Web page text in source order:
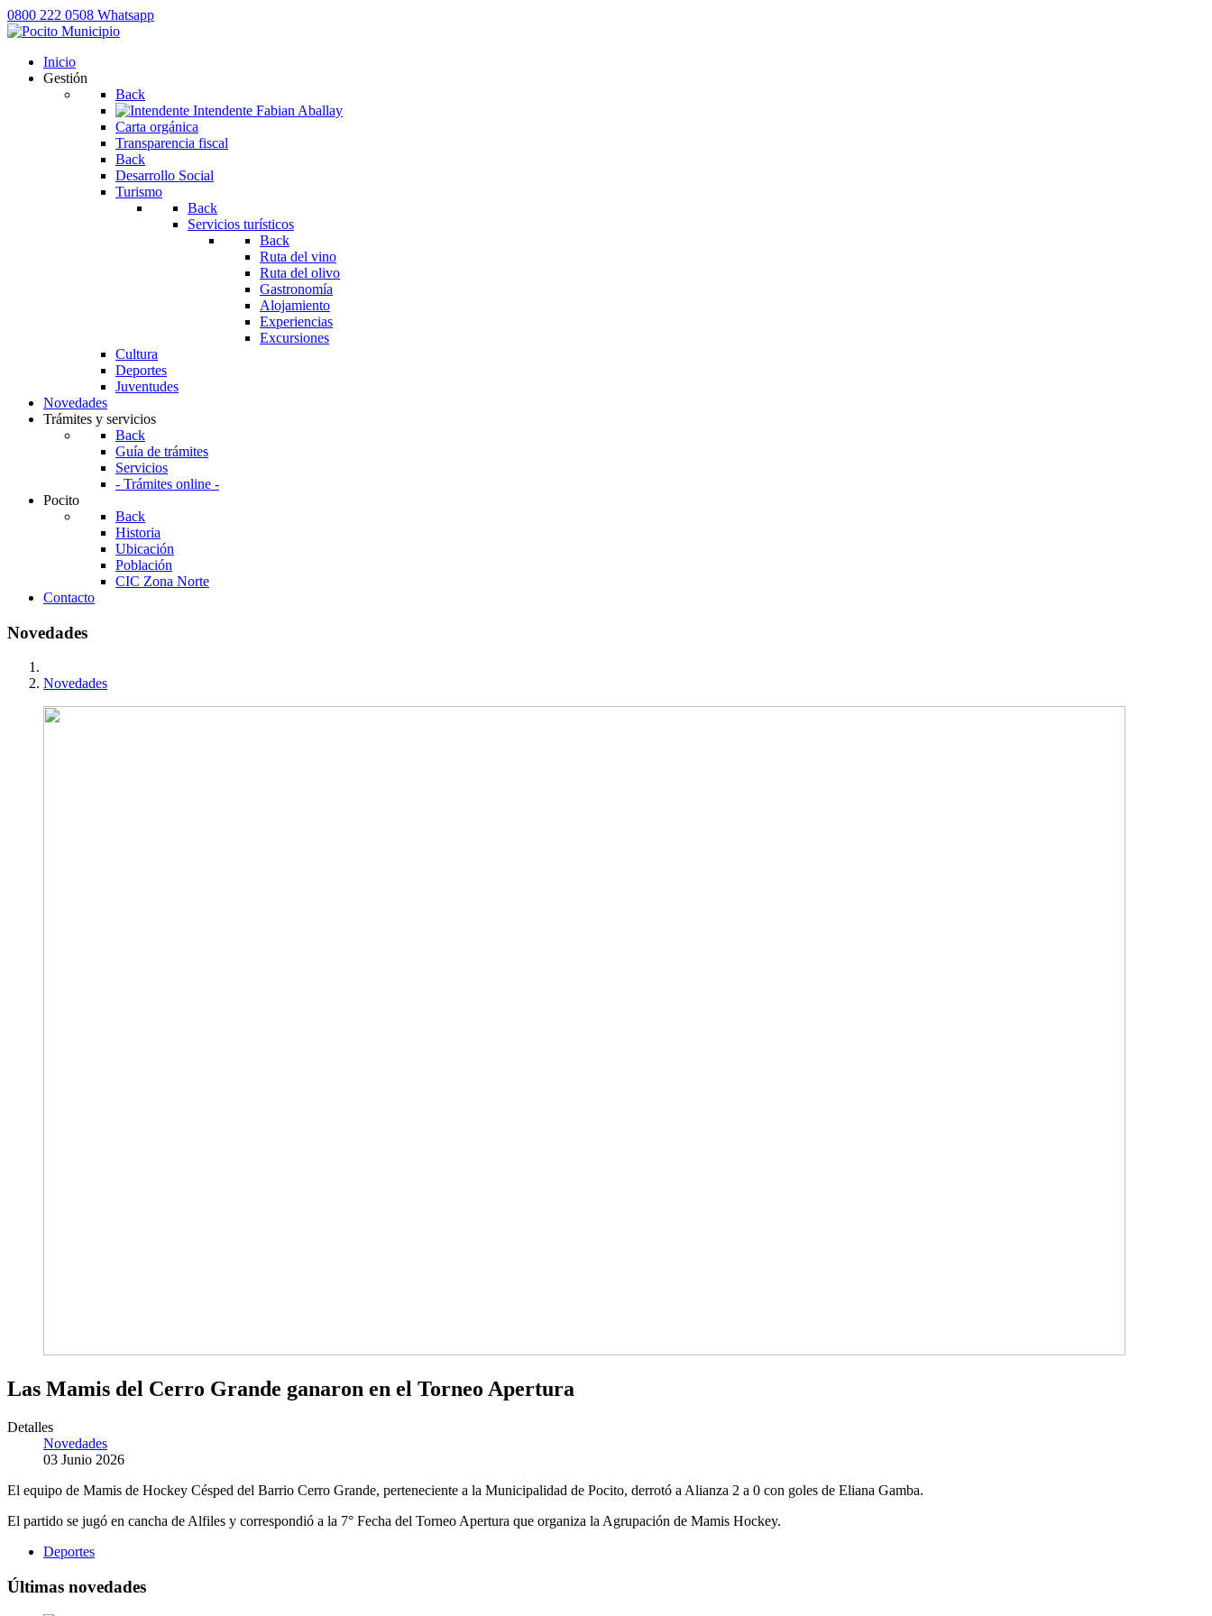
0800 222 0508 Whatsapp
Inicio
Gestión
Back
Intendente Fabian Aballay
Carta orgánica
Transparencia fiscal
Back
Desarrollo Social
Turismo
Back
Servicios turísticos
Back
Ruta del vino
Ruta del olivo
Gastronomía
Alojamiento
Experiencias
Excursiones
Cultura
Deportes
Juventudes
Novedades
Trámites y servicios
Back
Guía de trámites
Servicios
- Trámites online -
Pocito
Back
Historia
Ubicación
Población
CIC Zona Norte
Contacto
Novedades
Novedades
Las Mamis del Cerro Grande ganaron en el Torneo Apertura
Detalles
Novedades
03 Junio 2026
El equipo de Mamis de Hockey Césped del Barrio Cerro Grande, perteneciente a la Municipalidad de Pocito, derrotó a Alianza 2 a 0 con goles de Eliana Gamba.
El partido se jugó en cancha de Alfiles y correspondió a la 7° Fecha del Torneo Apertura que organiza la Agrupación de Mamis Hockey.
Deportes
Últimas novedades